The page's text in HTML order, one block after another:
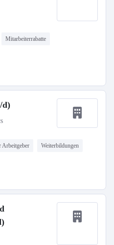
Mitarbeiterrabatte
d)
Arbeitgeber Weiterbildungen